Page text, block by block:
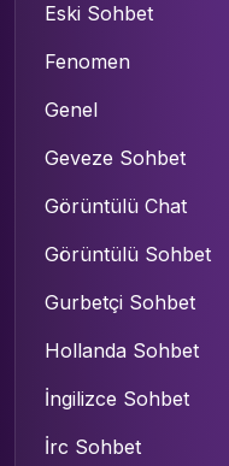
Eski Sohbet
Fenomen
Genel
Geveze Sohbet
Görüntülü Chat
Görüntülü Sohbet
Gurbetçi Sohbet
Hollanda Sohbet
İngilizce Sohbet
İrc Sohbet